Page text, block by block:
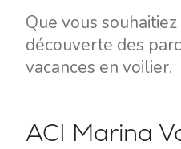
Que vous
découverte des
vacances en voilier.
ACI Marina